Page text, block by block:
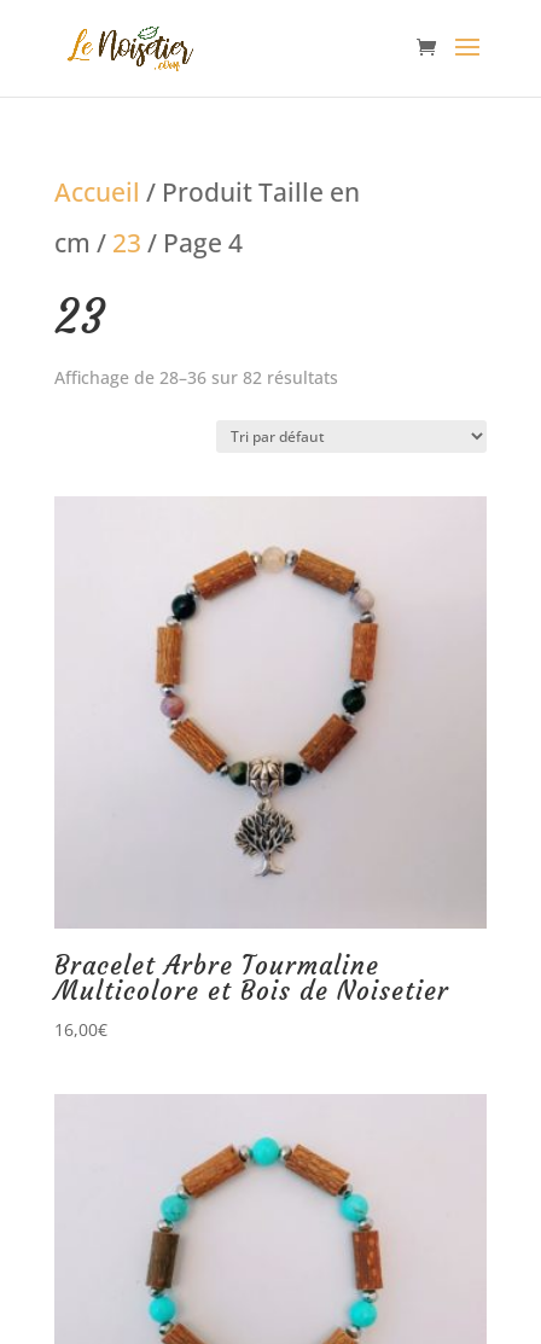
Accueil / Produit Taille en
cm / 23 / Page 4
23
Affichage de 28–36 sur 82 résultats
Bracelet Arbre Tourmaline
Multicolore et Bois de Noisetier
16,00€